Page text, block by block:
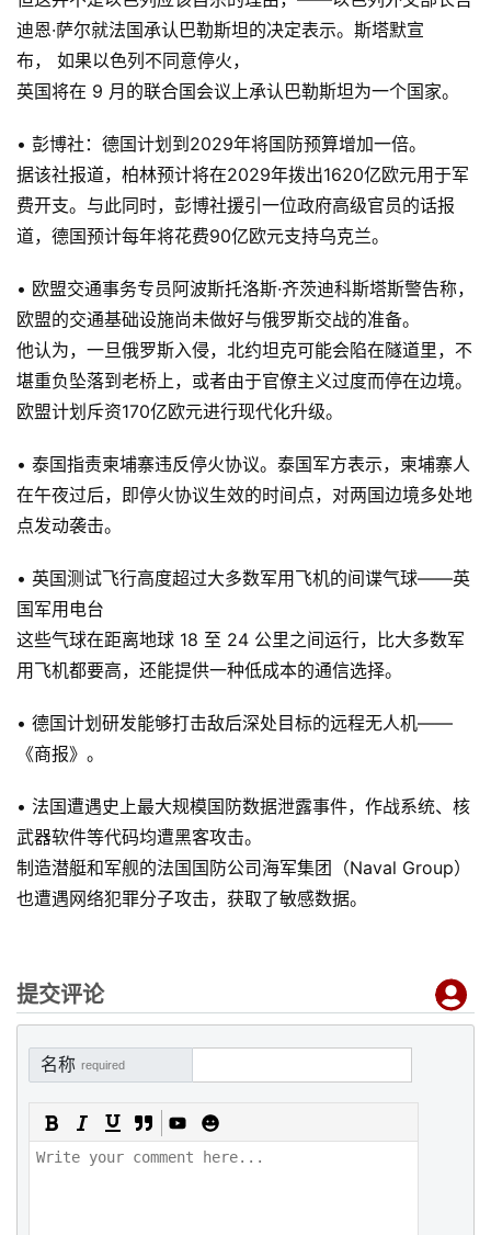
迪恩·萨尔就法国承认巴勒斯坦的决定表示。斯塔默宣
布， 如果以色列不同意停火，
英国将在 9 月的联合国会议上承认巴勒斯坦为一个国家。
• 彭博社：德国计划到2029年将国防预算增加一倍。
据该社报道，柏林预计将在2029年拨出1620亿欧元用于军
费开支。与此同时，彭博社援引一位政府高级官员的话报
道，德国预计每年将花费90亿欧元支持乌克兰。
• 欧盟交通事务专员阿波斯托洛斯·齐茨迪科斯塔斯警告称，
欧盟的交通基础设施尚未做好与俄罗斯交战的准备。
他认为，一旦俄罗斯入侵，北约坦克可能会陷在隧道里，不
堪重负坠落到老桥上，或者由于官僚主义过度而停在边境。
欧盟计划斥资170亿欧元进行现代化升级。
• 泰国指责柬埔寨违反停火协议。泰国军方表示，柬埔寨人
在午夜过后，即停火协议生效的时间点，对两国边境多处地
点发动袭击。
• 英国测试飞行高度超过大多数军用飞机的间谍气球——英
国军用电台
这些气球在距离地球 18 至 24 公里之间运行，比大多数军
用飞机都要高，还能提供一种低成本的通信选择。
• 德国计划研发能够打击敌后深处目标的远程无人机——
《商报》。
• 法国遭遇史上最大规模国防数据泄露事件，作战系统、核
武器软件等代码均遭黑客攻击。
制造潜艇和军舰的法国国防公司海军集团（Naval Group）
也遭遇网络犯罪分子攻击，获取了敏感数据。
提交评论
名称 required